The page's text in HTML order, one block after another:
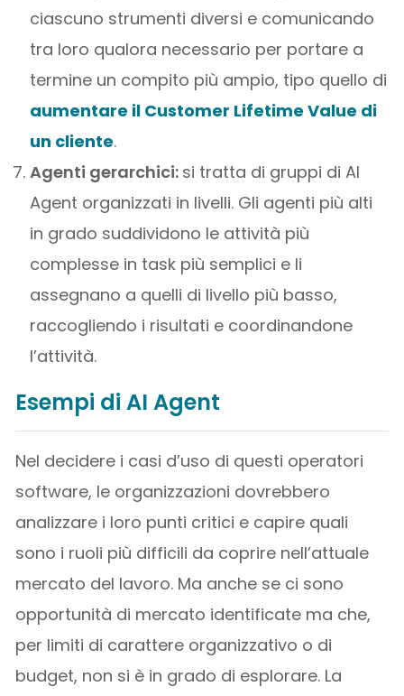
ciascuno strumenti diversi e comunicando
tra loro qualora necessario per portare a
termine un compito più ampio, tipo quello di
aumentare il Customer Lifetime Value di
un cliente.
Agenti gerarchici: si tratta di gruppi di AI
Agent organizzati in livelli. Gli agenti più alti
in grado suddividono le attività più
complesse in task più semplici e li
assegnano a quelli di livello più basso,
raccogliendo i risultati e coordinandone
l’attività.
Esempi di AI Agent
Nel decidere i casi d’uso di questi operatori
software, le organizzazioni dovrebbero
analizzare i loro punti critici e capire quali
sono i ruoli più difficili da coprire nell’attuale
mercato del lavoro. Ma anche se ci sono
opportunità di mercato identificate ma che,
per limiti di carattere organizzativo o di
budget, non si è in grado di esplorare. La